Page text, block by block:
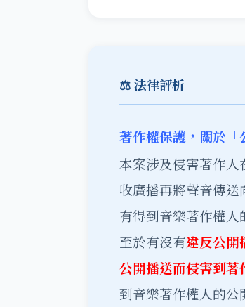
⚖️ 法律評析
著作權保護，關於「
本案涉及侵害著作
收廣播再將聲音傳
有得到音樂著作權人
至於有沒有違反公開
公開播送而侵害到著
到音樂著作權人的